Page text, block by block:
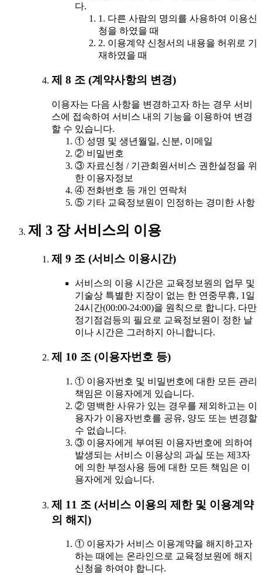
다.
1. 다른 사람의 명의를 사용하여 이용신
청을 하였을 때
2. 이용계약 신청서의 내용을 허위로 기
재하였을 때
제 8 조 (계약사항의 변경)
이용자는 다음 사항을 변경하고자 하는 경우 서비
스에 접속하여 서비스 내의 기능을 이용하여 변경
할 수 있습니다.
① 성명 및 생년월일, 신분, 이메일
② 비밀번호
③ 자료신청 / 기관회원서비스 권한설정을 위
한 이용자정보
④ 전화번호 등 개인 연락처
⑤ 기타 교육정보원이 인정하는 경미한 사항
제 3 장 서비스의 이용
제 9 조 (서비스 이용시간)
서비스의 이용 시간은 교육정보원의 업무 및
기술상 특별한 지장이 없는 한 연중무휴, 1일
24시간(00:00-24:00)을 원칙으로 합니다. 다만
정기점검등의 필요로 교육정보원이 정한 날
이나 시간은 그러하지 아니합니다.
제 10 조 (이용자번호 등)
① 이용자번호 및 비밀번호에 대한 모든 관리
책임은 이용자에게 있습니다.
② 명백한 사유가 있는 경우를 제외하고는 이
용자가 이용자번호를 공유, 양도 또는 변경할
수 없습니다.
③ 이용자에게 부여된 이용자번호에 의하여
발생되는 서비스 이용상의 과실 또는 제3자
에 의한 부정사용 등에 대한 모든 책임은 이
용자에게 있습니다.
제 11 조 (서비스 이용의 제한 및 이용계약
의 해지)
① 이용자가 서비스 이용계약을 해지하고자
하는 때에는 온라인으로 교육정보원에 해지
신청을 하여야 합니다.